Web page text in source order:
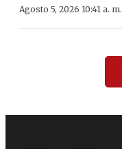
Agosto 5, 2026 10:41 a. m.